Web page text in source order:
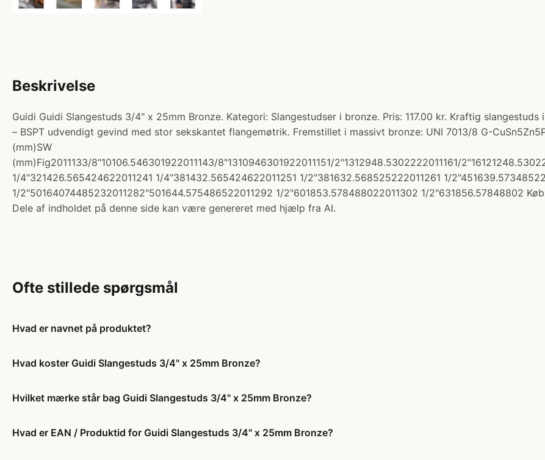
Beskrivelse
Guidi Guidi Slangestuds 3/4" x 25mm Bronze. Kategori: Slangestudser i bronze. Pris: 117.00 kr. Kraftig
– BSPT udvendigt gevind med stor sekskantet flangemøtrik. Fremstillet i massivt bronze: UNI 7013/8 G-
(mm)SW
(mm)Fig2011133/8"10106.546301922011143/8"1310946301922011151/2"1312948.5302222011161/
1/4"321426.565424622011241 1/4"381432.565424622011251 1/2"381632.568525222011261 1/
1/2"50164074485232011282"501644.575486522011292 1/2"601853.578488022011302 1/2"631856.57848802
Dele af indholdet på denne side kan være genereret med hjælp fra AI.
Ofte stillede spørgsmål
Hvad er navnet på produktet?
Hvad koster Guidi Slangestuds 3/4" x 25mm Bronze?
Hvilket mærke står bag Guidi Slangestuds 3/4" x 25mm Bronze?
Hvad er EAN / Produktid for Guidi Slangestuds 3/4" x 25mm Bronze?